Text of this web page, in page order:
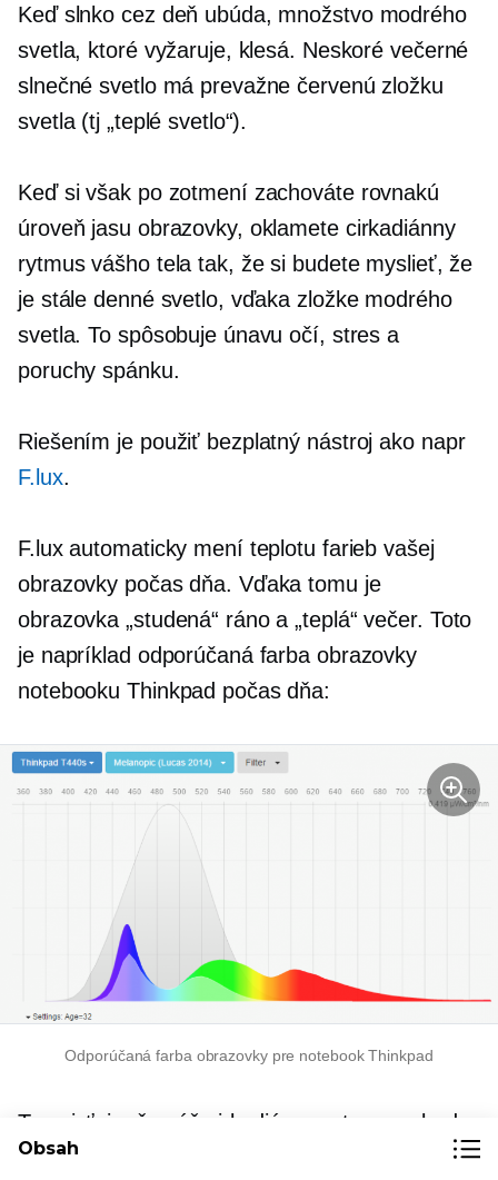
Keď slnko cez deň ubúda, množstvo modrého
svetla, ktoré vyžaruje, klesá. Neskoré večerné
slnečné svetlo má prevažne červenú zložku
svetla (tj „teplé svetlo“).
Keď si však po zotmení zachováte rovnakú
úroveň jasu obrazovky, oklamete cirkadiánny
rytmus vášho tela tak, že si budete myslieť, že
je stále denné svetlo, vďaka zložke modrého
svetla. To spôsobuje únavu očí, stres a
poruchy spánku.
Riešením je použiť bezplatný nástroj ako napr
F.lux.
F.lux automaticky mení teplotu farieb vašej
obrazovky počas dňa. Vďaka tomu je
obrazovka „studená“ ráno a „teplá“ večer. Toto
je napríklad odporúčaná farba obrazovky
notebooku Thinkpad počas dňa:
Odporúčaná farba obrazovky pre notebook Thinkpad
To zaisťuje, že váš cirkadiánny rytmus nebude
narušený a vaše oči sa časom lepšie
Obsah